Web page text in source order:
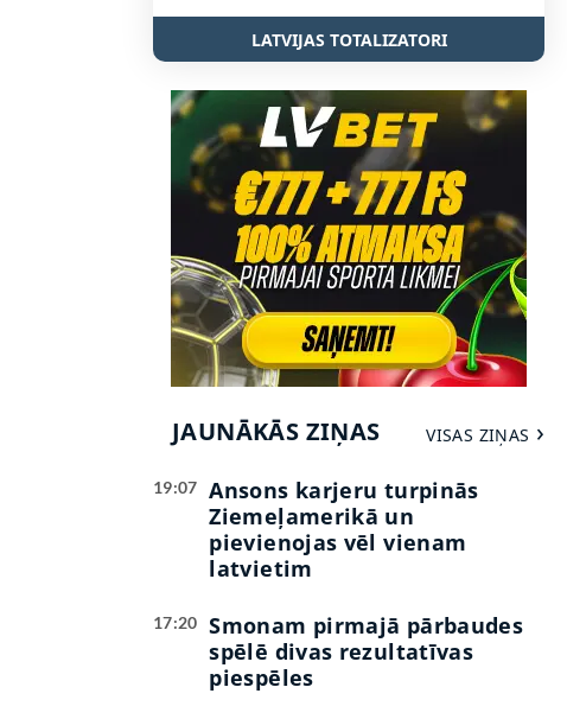
LATVIJAS TOTALIZATORI
JAUNĀKĀS ZIŅAS VISAS ZIŅAS
19:07
Ansons karjeru turpinās
Ziemeļamerikā un
pievienojas vēl vienam
latvietim
17:20
Smonam pirmajā pārbaudes
spēlē divas rezultatīvas
piespēles